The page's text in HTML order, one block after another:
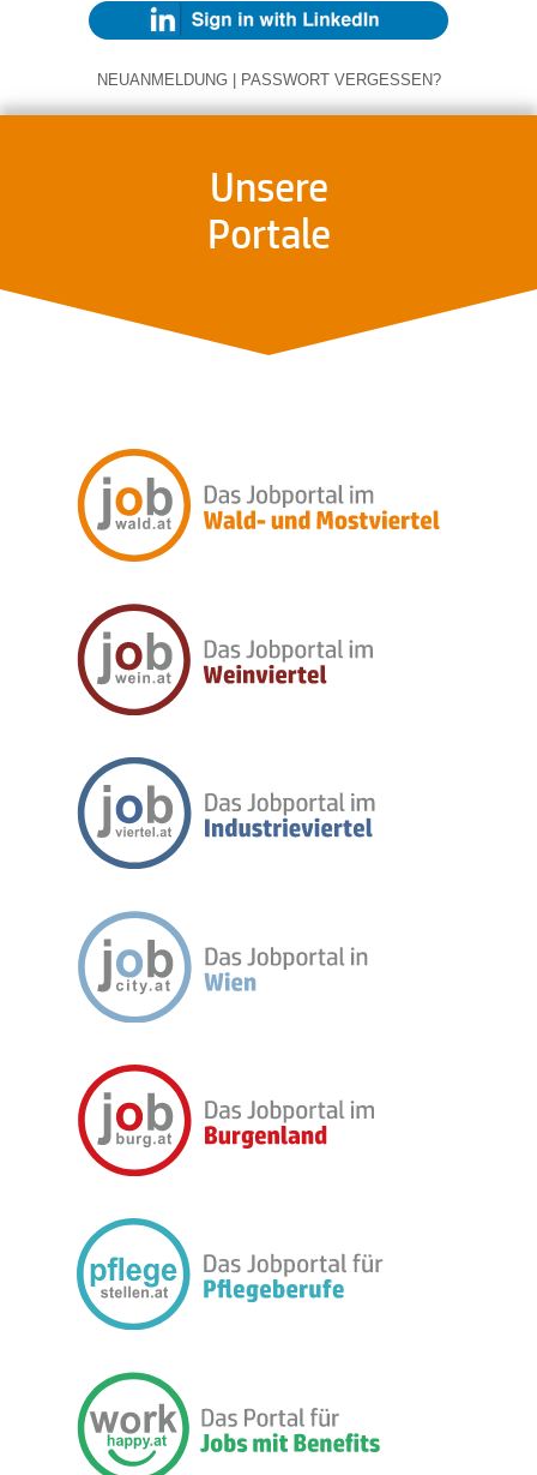
NEUANMELDUNG | PASSWORT VERGESSEN?
Unsere
Portale